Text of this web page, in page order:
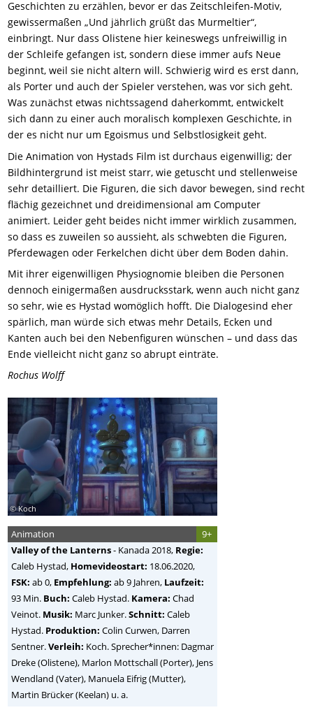
Geschichten zu erzählen, bevor erdas Zeitschleifen-Motiv,
gewissermaßen „Und jährlich grüßt das Murmeltier“,
einbringt. Nur dass Olistene hier keineswegs unfreiwillig in
der Schleife gefangen ist, sondern diese immer aufs Neue
beginnt, weil sie nicht alternwill. Schwierig wird es erst dann,
als Porter und auch der Spieler verstehen, was vor sich geht.
Was zunächst etwas nichtssagend daherkommt, entwickelt
sich dann zu einer auch moralisch komplexen Geschichte, in
der es nicht nur um Egoismus und Selbstlosigkeitgeht.
Die Animation von Hystads Film ist durchaus eigenwillig; der
Bildhintergrund ist meist starr, wie getuscht und stellenweise
sehr detailliert. Die Figuren, die sich davor bewegen, sind recht
flächig gezeichnet und dreidimensional am Computer
animiert. Leider geht beides nicht immer wirklich zusammen,
so dass es zuweilen so aussieht, als schwebten die Figuren,
Pferdewagen oder Ferkelchen dicht über dem Boden dahin.
Mit ihrer eigenwilligen Physiognomie bleiben die Personen
dennoch einigermaßen ausdrucksstark, wenn auch nicht ganz
so sehr, wie es Hystad womöglich hofft. Die Dialogesind eher
spärlich, man würde sich etwas mehr Details, Ecken und
Kanten auch bei den Nebenfiguren wünschen – und dass das
Ende vielleicht nicht ganz so abrupt einträte.
Rochus Wolff
© Koch
9+
Animation
Valley of the Lanterns- Kanada2018, Regie:
Caleb Hystad, Homevideostart: 18.06.2020,
FSK: ab 0, Empfehlung: ab 9 Jahren, Laufzeit:
93 Min. Buch: Caleb Hystad. Kamera: Chad
Veinot. Musik: Marc Junker.Schnitt: Caleb
Hystad. Produktion: Colin Curwen, Darren
Sentner.Verleih: Koch. Sprecher*innen: Dagmar
Dreke (Olistene), Marlon Mottschall (Porter), Jens
Wendland (Vater), Manuela Eifrig (Mutter),
Martin Brücker (Keelan) u. a.